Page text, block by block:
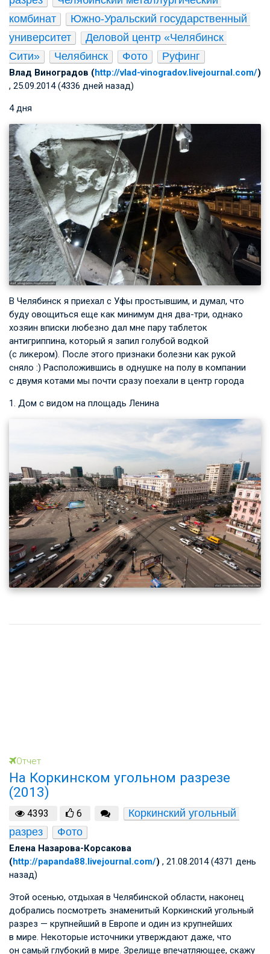
комбинат
Южно-Уральский государственный
университет
Деловой центр «Челябинск
Сити»
Челябинск Фото Руфинг
Влад Виноградов (http://vlad-vinogradov.livejournal.com/)
, 25.09.2014 (4336 дней назад)
4 дня
В Челябинск я приехал с Уфы простывшим, и думал, что
буду овощиться еще как минимум дня два-три, однако
хозяин вписки любезно дал мне пару таблеток
антигриппина, который я запил голубой водкой
(с ликером). После этого признаки болезни как рукой
сняло :) Расположившись в однушке на полу в компании
с двумя котами мы почти сразу поехали в центр города
1. Дом с видом на площадь Ленина
Отчет
На Коркинском угольном разрезе
(2013)
4393 6
Коркинский угольный
разрез
Фото
Елена Назарова-Корсакова
(http://papanda88.livejournal.com/) , 21.08.2014 (4371 день
назад)
Этой осенью, отдыхая в Челябинской области, наконец
добрались посмотреть знаменитый Коркинский угольный
разрез — крупнейший в Европе и один из крупнейших
в мире. Некоторые источники утверждают даже, что
он самый глубокий в мире. Зрелище впечатляющее, скажу